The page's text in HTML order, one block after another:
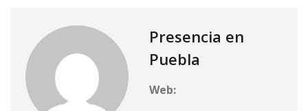
Presencia en
Puebla
Web: